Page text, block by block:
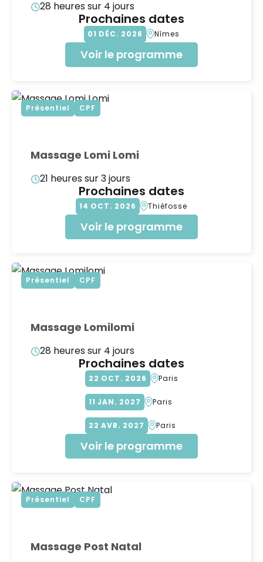
28 heures sur 4 jours
Prochaines dates
01 DÉC 2026 Nîmes
Voir le programme
Présentiel CPF
Massage Lomi Lomi
21 heures sur 3 jours
Prochaines dates
14 OCT 2026 Thiéfosse
Voir le programme
Présentiel CPF
Massage Lomilomi
28 heures sur 4 jours
Prochaines dates
22 OCT 2026 Paris
11 JAN 2027 Paris
22 AVR 2027 Paris
Voir le programme
Présentiel CPF
Massage Post Natal